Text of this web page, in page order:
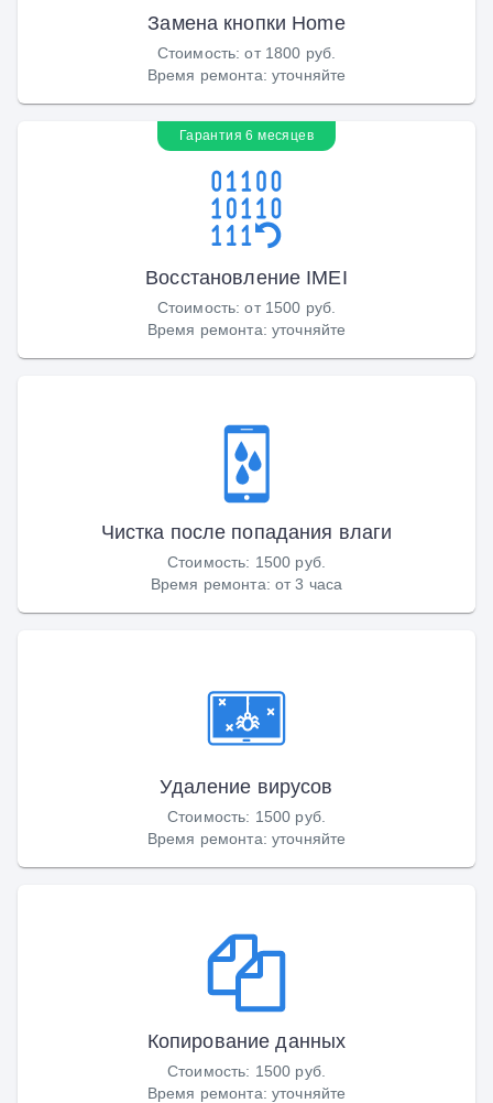
Замена кнопки Home
Стоимость:от 1800 руб.
Время ремонта: уточняйте
Гарантия 6 месяцев
Восстановление IMEI
Стоимость:от 1500 руб.
Время ремонта: уточняйте
Чистка после попадания влаги
Стоимость: 1500 руб.
Время ремонта: от 3 часа
Удаление вирусов
Стоимость: 1500 руб.
Время ремонта: уточняйте
Копирование данных
Стоимость: 1500 руб.
Время ремонта: уточняйте